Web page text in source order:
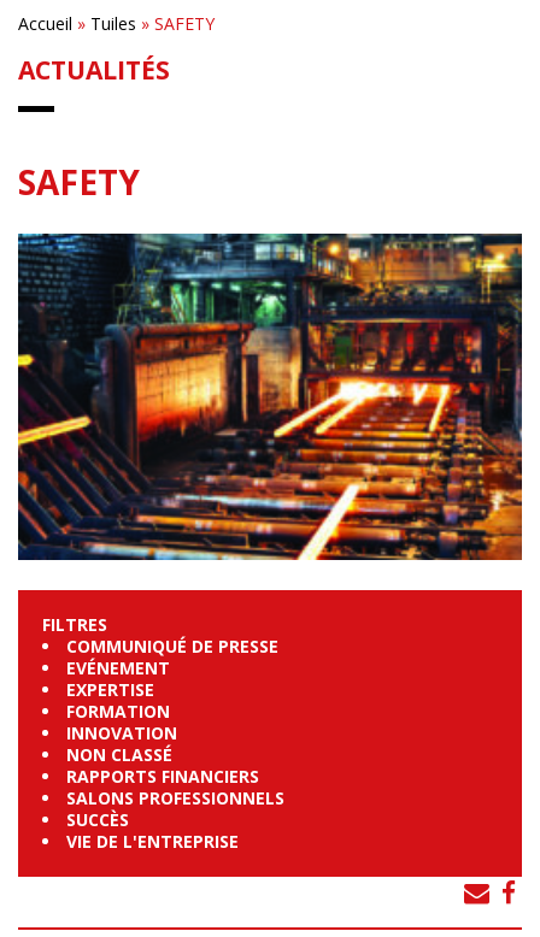
Accueil » Tuiles » SAFETY
ACTUALITÉS
SAFETY
FILTRES
COMMUNIQUÉ DE PRESSE
EVÉNEMENT
EXPERTISE
FORMATION
INNOVATION
NON CLASSÉ
RAPPORTS FINANCIERS
SALONS PROFESSIONNELS
SUCCÈS
VIE DE L'ENTREPRISE